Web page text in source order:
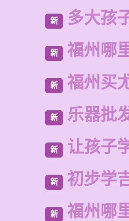
新 多大孩
新 福州哪
新 福州买
新 乐器批
新 让孩子
新 初步学
新 福州哪